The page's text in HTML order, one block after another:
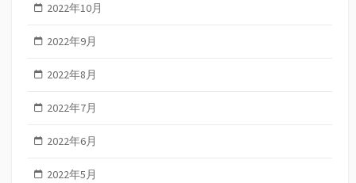
2022年10月
2022年9月
2022年8月
2022年7月
2022年6月
2022年5月